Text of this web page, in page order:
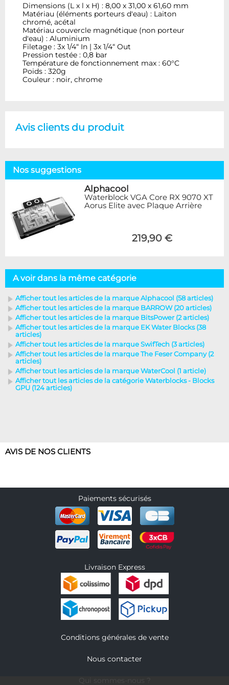
Dimensions (L x l x H) : 8,00 x 31,00 x 61,60 mm
Matériau (éléments porteurs d'eau) : Laiton
chromé, acétal
Matériau couvercle magnétique (non porteur
d'eau) : Aluminium
Filetage : 3x 1/4“ In | 3x 1/4“ Out
Pression testée : 0,8 bar
Température de fonctionnement max : 60°C
Poids : 320g
Couleur : noir, chrome
Avis clients du produit
Nos suggestions
Alphacool
Waterblock VGA Core RX 9070 XT
Aorus Elite avec Plaque Arrière
219,90 €
A voir dans la même catégorie
Afficher tout les articles de la marque Alphacool (58 articles)
Afficher tout les articles de la marque BARROW (20 articles)
Afficher tout les articles de la marque BitsPower (2 articles)
Afficher tout les articles de la marque EK Water Blocks (38
articles)
Afficher tout les articles de la marque SwifTech (3 articles)
Afficher tout les articles de la marque The Feser Company (2
articles)
Afficher tout les articles de la marque WaterCool (1 article)
Afficher tout les articles de la catégorie Waterblocks - Blocks
GPU (124 articles)
AVIS DE NOS CLIENTS
Paiements sécurisés
Livraison Express
Conditions générales de vente
Nous contacter